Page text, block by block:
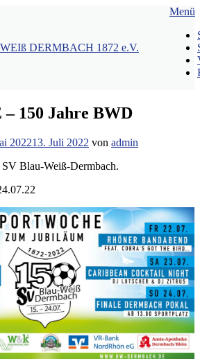
DERMBACH 1872 e.V.
Menü
150 Jahre BWD
202213. Juli 2022 von admin
Blau-Weiß-Dermbach.